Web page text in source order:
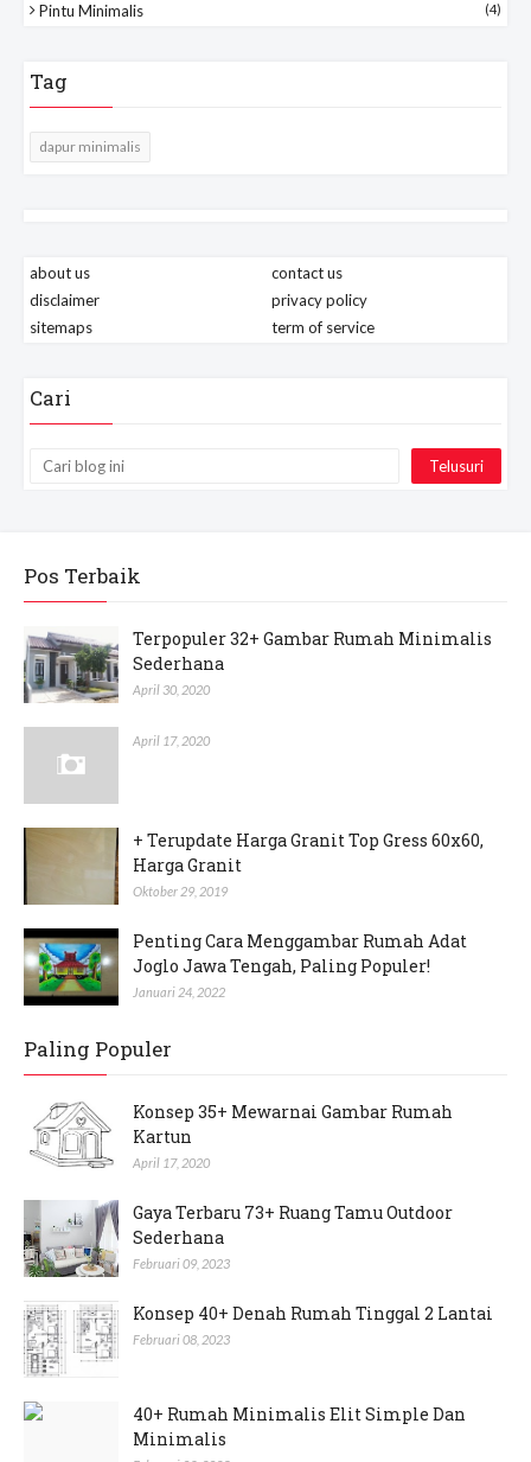
Pintu Minimalis (4)
Tag
dapur minimalis
about us
contact us
disclaimer
privacy policy
sitemaps
term of service
Cari
Pos Terbaik
Terpopuler 32+ Gambar Rumah Minimalis
Sederhana
April 30, 2020
April 17, 2020
+ Terupdate Harga Granit Top Gress 60x60,
Harga Granit
Oktober 29, 2019
Penting Cara Menggambar Rumah Adat
Joglo Jawa Tengah, Paling Populer!
Januari 24, 2022
Paling Populer
Konsep 35+ Mewarnai Gambar Rumah
Kartun
April 17, 2020
Gaya Terbaru 73+ Ruang Tamu Outdoor
Sederhana
Februari 09, 2023
Konsep 40+ Denah Rumah Tinggal 2 Lantai
Februari 08, 2023
40+ Rumah Minimalis Elit Simple Dan
Minimalis